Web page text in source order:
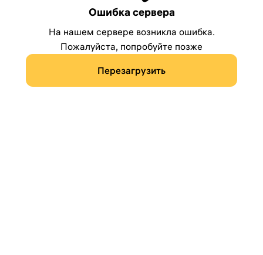
Ошибка сервера
На нашем сервере возникла ошибка.
Пожалуйста, попробуйте позже
Перезагрузить